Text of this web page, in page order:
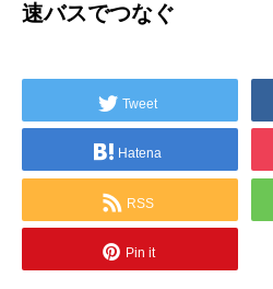
速バスでつなぐ
Tweet
Hatena
RSS
Pin it